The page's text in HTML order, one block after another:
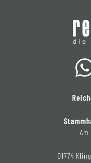
Am
01774